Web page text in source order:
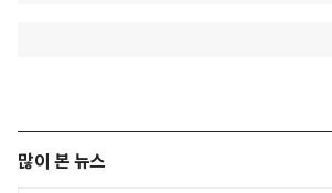
많이 본 뉴스